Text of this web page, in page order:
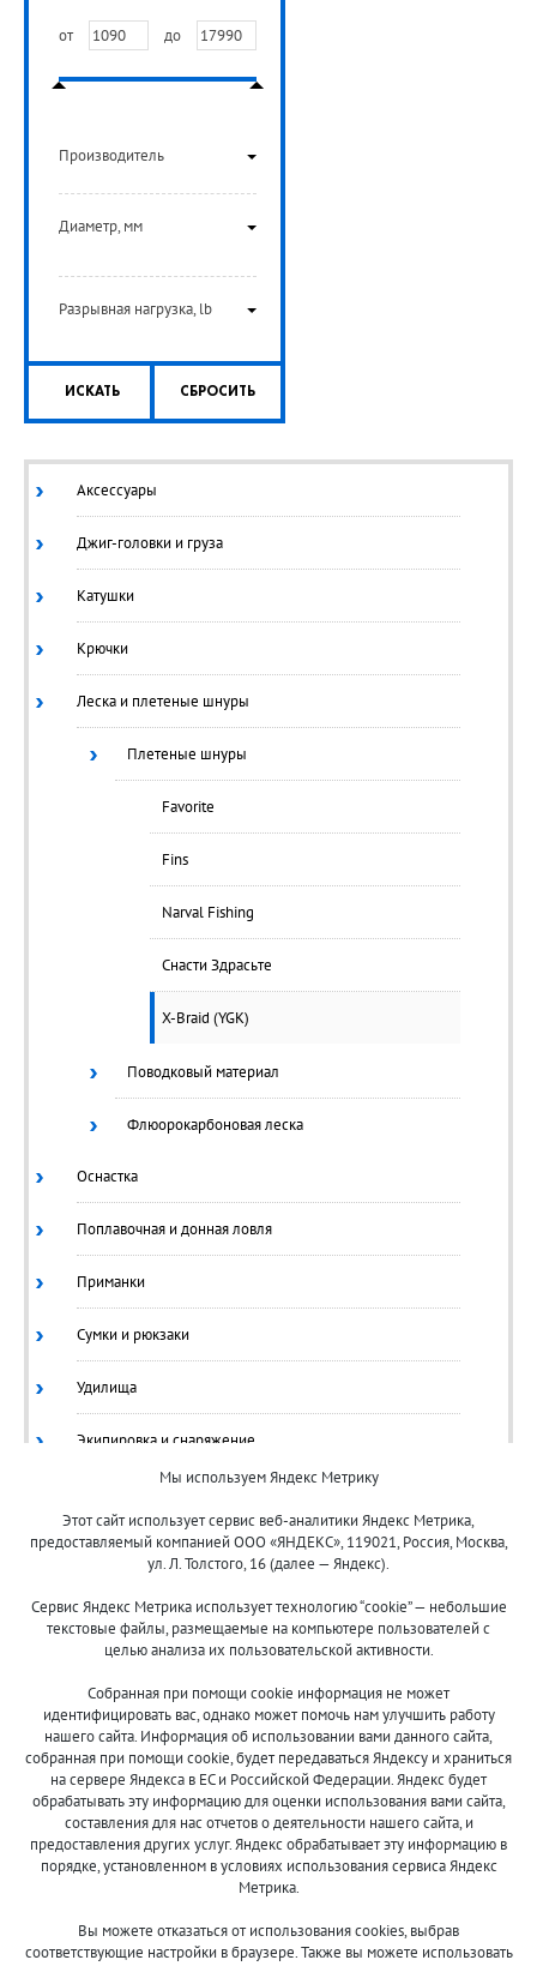
от до
Производитель
Диаметр, мм
Разрывная нагрузка, lb
ИСКАТЬ СБРОСИТЬ
Аксессуары
Джиг-головки и груза
Катушки
Крючки
Леска и плетеные шнуры
Плетеные шнуры
Favorite
Fins
Narval Fishing
Снасти Здрасьте
X-Braid (YGK)
Поводковый материал
Флюорокарбоновая леска
Оснастка
Поплавочная и донная ловля
Приманки
Сумки и рюкзаки
Удилища
Экипировка и снаряжение
© 2013-2024 "Волжские приманки"
8 (800)
500-7844
Оплата и доставка
О компании
Акции и скидки
Новости
Контакты
Помощь
Мы используем Яндекс Метрику
Этот сайт использует сервис веб-аналитики Яндекс Метрика,
предоставляемый компанией ООО «ЯНДЕКС», 119021, Россия, Москва,
ул. Л. Толстого, 16 (далее — Яндекс).
Сервис Яндекс Метрика использует технологию “cookie” — небольшие
текстовые файлы, размещаемые на компьютере пользователей с
целью анализа их пользовательской активности.
Собранная при помощи cookie информация не может
идентифицировать вас, однако может помочь нам улучшить работу
нашего сайта. Информация об использовании вами данного сайта,
собранная при помощи cookie, будет передаваться Яндексу и храниться
на сервере Яндекса в ЕС и Российской Федерации. Яндекс будет
обрабатывать эту информацию для оценки использования вами сайта,
составления для нас отчетов о деятельности нашего сайта, и
предоставления других услуг. Яндекс обрабатывает эту информацию в
порядке, установленном в условиях использования сервиса Яндекс
Метрика.
Вы можете отказаться от использования cookies, выбрав
соответствующие настройки в браузере. Также вы можете использовать